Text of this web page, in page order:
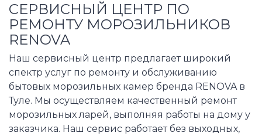
СЕРВИСНЫЙ ЦЕНТР ПО
РЕМОНТУ МОРОЗИЛЬНИКОВ
RENOVA
Наш сервисный центр предлагает широкий
спектр услуг по ремонту и обслуживанию
бытовых морозильных камер бренда RENOVA в
Туле. Мы осуществляем качественный ремонт
морозильных ларей, выполняя работы на дому у
заказчика. Наш сервис работает без выходных,